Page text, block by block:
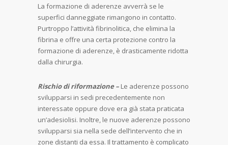
La formazione di aderenze avverrà se le
superfici danneggiate rimangono in contatto.
Purtroppo l’attività fibrinolitica, che elimina la
fibrina e offre una certa protezione contro la
formazione di aderenze, è drasticamente ridotta
dalla chirurgia.
Rischio di riformazione – Le aderenze possono
svilupparsi in sedi precedentemente non
interessate oppure dove era già stata praticata
un’adesiolisi. Inoltre, le nuove aderenze possono
svilupparsi sia nella sede dell’intervento che in
zone distanti da essa. Il trattamento è complicato